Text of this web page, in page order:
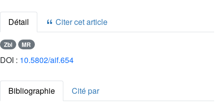
Détail Citer cet article
Zbl MR
DOI : 10.5802/aif.654
Bibliographie
Cité par